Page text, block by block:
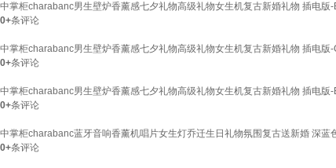
中掌柜charabanc男生壁炉香薰感七夕礼物高级礼物女生机复古新婚礼物 插电
0+条评论
中掌柜charabanc男生壁炉香薰感七夕礼物高级礼物女生机复古新婚礼物 插电
0+条评论
中掌柜charabanc男生壁炉香薰感七夕礼物高级礼物女生机复古新婚礼物 插电
0+条评论
中掌柜charabanc蓝牙音响香薰机唱片女生灯乔迁生日礼物氛围复古送新婚 深
0+条评论